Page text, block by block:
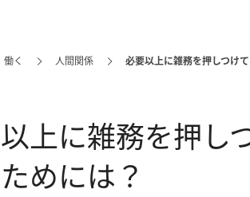
働く 人間関係 必要以上に雑務を押しつけ
上に雑務を押し
めには？